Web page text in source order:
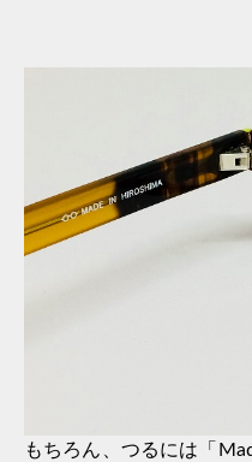
もちろん、つるには「